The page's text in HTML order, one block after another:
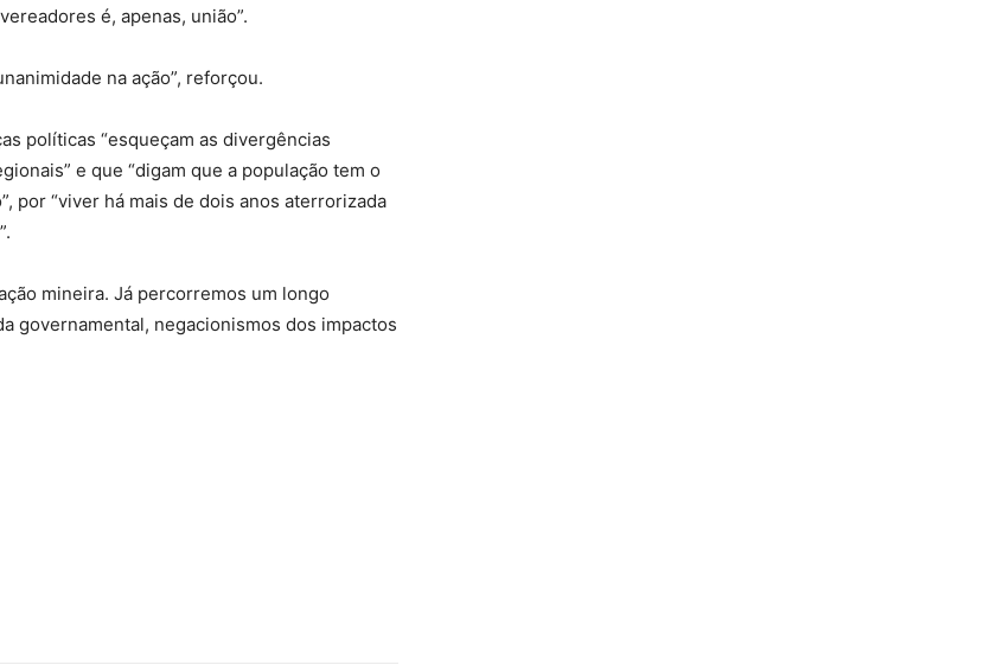
é, apenas, união”.
na ação”, reforçou.
políticas “esqueçam as divergências
e que “digam que a população tem o
por “viver há mais de dois anos aterrorizada
mineira. Já percorremos um longo
governamental, negacionismos dos impactos